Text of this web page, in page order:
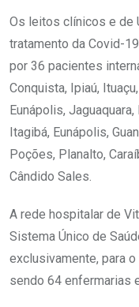
Os leitos clínicos e de
tratamento da Covid-
por 36 pacientes
Conquista, Ipiaú,
Eunápolis,
Itagibá, Eunápolis,
Poções, Planalto,
Cândido Sales.
A rede hospitalar de
Sistema Único de
exclusivamente, para
sendo 64 enfermarias